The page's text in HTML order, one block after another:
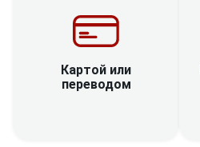
Картой или
переводом